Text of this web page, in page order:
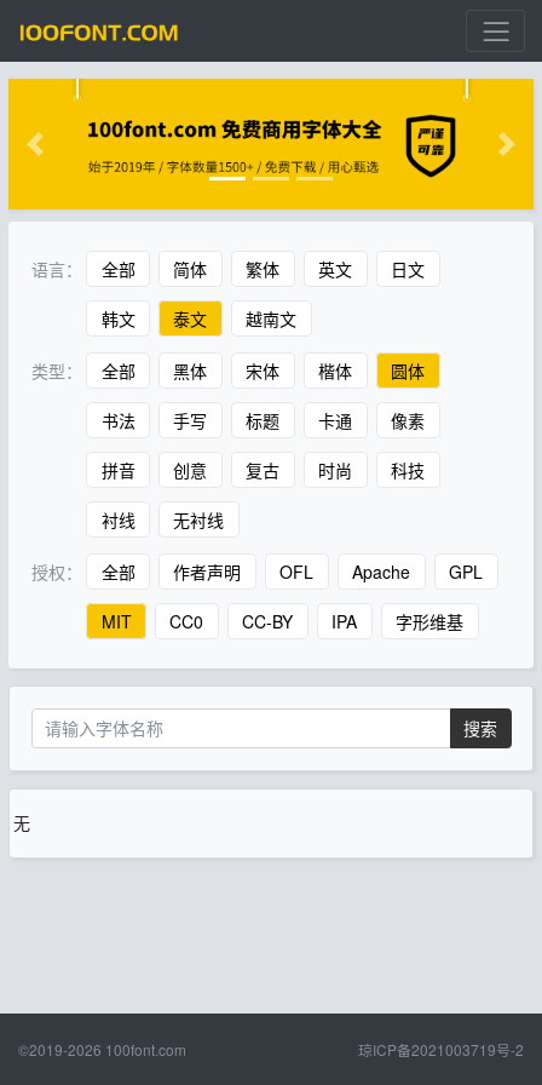
语言： 全部 简体 繁体 英文 日文
韩文 泰文 越南文
类型： 全部 黑体 宋体 楷体 圆体
书法 手写 标题 卡通 像素
拼音 创意 复古 时尚 科技
衬线 无衬线
授权： 全部 作者声明 OFL Apache GPL
MIT CC0 CC-BY IPA 字形维基
搜索
无
©2019-2026 100font.com 琼ICP备2021003719号-2